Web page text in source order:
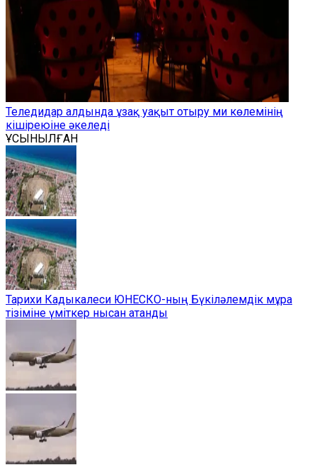
Теледидар алдында ұзақ уақыт отыру ми көлемінің
кішіреюіне әкеледі
ҰСЫНЫЛҒАН
Тарихи Кадыкалеси ЮНЕСКО-ның Бүкіләлемдік мұра
тізіміне үміткер нысан атанды